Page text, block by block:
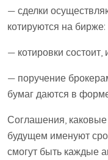
— сделки
котируются на бирже:
— котировки
— поручение
бумаг даются в
Соглашения,
будущем именуют
смогут быть каждые